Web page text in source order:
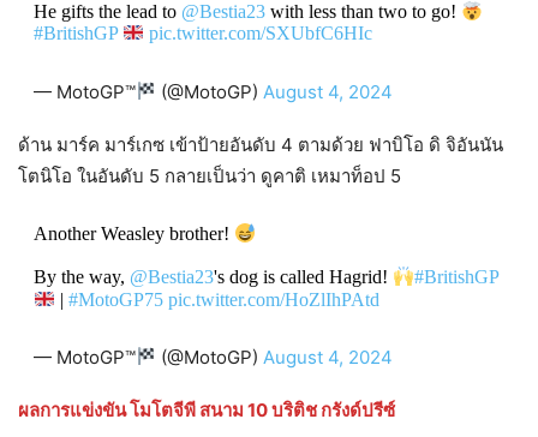
He gifts the lead to @Bestia23with less than two to go!
#BritishGP
pic.twitter.com/SXUbfC6HIc
— MotoGP™ (@MotoGP) August 4, 2024
ด้าน มาร์ค มาร์เกซ เข้าป้ายอันดับ 4 ตามด้วย ฟาบิโอ ดิ จิอันนัน
โตนิโอ ในอันดับ 5 กลายเป็นว่า ดูคาติ เหมาท็อป 5
Another Weasley brother!
By the way, @Bestia23's dog is called Hagrid!
#BritishGP
| #MotoGP75 pic.twitter.com/HoZlIhPAtd
— MotoGP™ (@MotoGP) August 4, 2024
ผลการแข่งขัน โมโตจีพี สนาม 10 บริติช กรังด์ปรีซ์